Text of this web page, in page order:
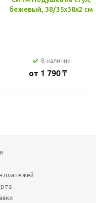
бежевый, 38/35x38x2 см
В наличии
от 1 790 ₸
платежей